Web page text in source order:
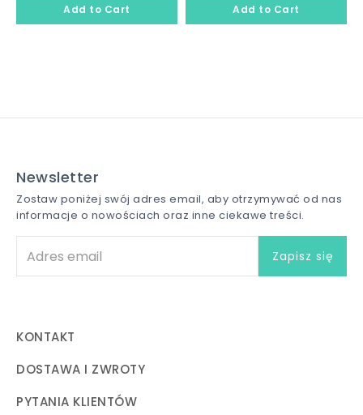
Newsletter
Zostaw poniżej swój adres email, aby otrzymywać od nas
informacje o nowościach oraz inne ciekawe treści.
KONTAKT
DOSTAWA I ZWROTY
PYTANIA KLIENTÓW